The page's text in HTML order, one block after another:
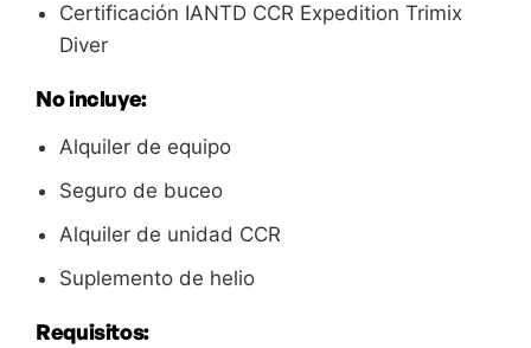
Certificación IANTD CCR Expedition Trimix
Diver
No incluye:
Alquiler de equipo
Seguro de buceo
Alquiler de unidad CCR
Suplemento de helio
Requisitos: